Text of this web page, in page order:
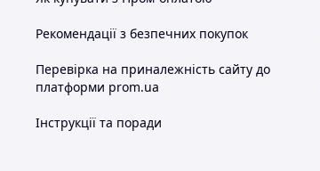
Рекомендації з безпечних покупок
Перевірка на приналежність сайту до
платформи prom.ua
Інструкції та поради